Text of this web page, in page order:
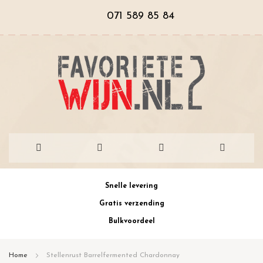
071 589 85 84
Snelle levering
Gratis verzending
Bulkvoordeel
Home Stellenrust Barrelfermented Chardonnay